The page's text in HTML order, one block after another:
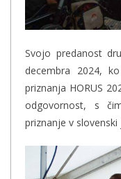
Svojo predanost
decembra 2024,
priznanja HORUS
odgovornost, s
priznanje v slovenski